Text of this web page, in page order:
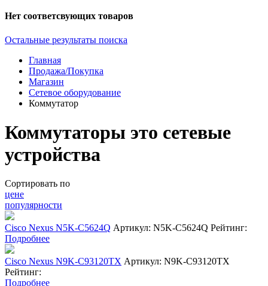
Нет соответсвующих товаров
Остальные результаты поиска
Главная
Продажа/Покупка
Магазин
Сетевое оборудование
Коммутатор
Коммутаторы это сетевые
устройства
Сортировать по
цене
популярности
Cisco Nexus N5K-C5624Q Артикул: N5K-C5624Q Рейтинг:
Подробнее
Cisco Nexus N9K-C93120TX Артикул: N9K-C93120TX
Рейтинг:
Подробнее